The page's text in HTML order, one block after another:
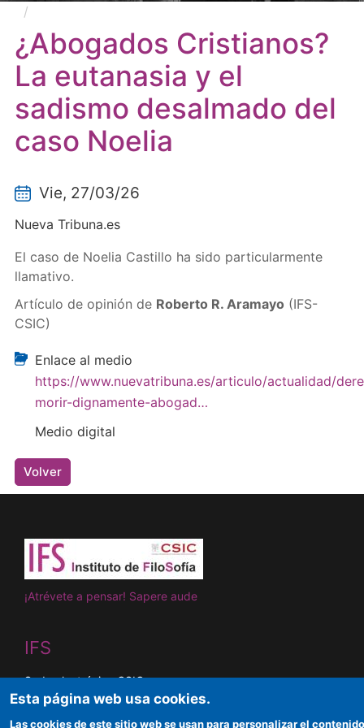
desalmado del caso Noelia
¿Abogados Cristianos?
La eutanasia y el
sadismo desalmado del
caso Noelia
Vie, 27/03/26
Nueva Tribuna.es
El caso de Noelia Castillo ha sido particularmente
llamativo.
Artículo de opinión de Roberto R. Aramayo (IFS-
CSIC)
Enlace al medio
https://www.nuevatribuna.es/articulo/actualidad/
morir-dignamente-abogad…
Medio digital
Volver
¡Atrévete a pensar! Sapere aude
IFS
Sede electrónica CSIC
Esta página web usa cookies.
Las cookies de este sitio web se usan para personalizar el